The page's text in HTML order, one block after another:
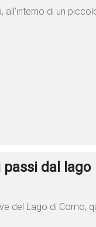
all'interno di un
passi dal lago
del Lago di Como,